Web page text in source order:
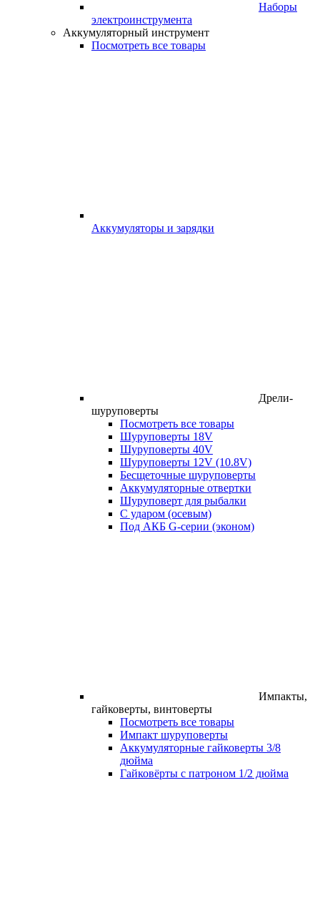
Наборы
электроинструмента
Аккумуляторный инструмент
Посмотреть все товары
Аккумуляторы и зарядки
Дрели-
шуруповерты
Посмотреть все товары
Шуруповерты 18V
Шуруповерты 40V
Шуруповерты 12V (10.8V)
Бесщеточные шуруповерты
Аккумуляторные отвертки
Шуруповерт для рыбалки
С ударом (осевым)
Под АКБ G-серии (эконом)
Импакты,
гайковерты, винтоверты
Посмотреть все товары
Импакт шуруповерты
Аккумуляторные гайковерты 3/8
дюйма
Гайковёрты с патроном 1/2 дюйма